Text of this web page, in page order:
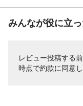
みんなが役に立
レビュー投稿する
時点で約款に同意